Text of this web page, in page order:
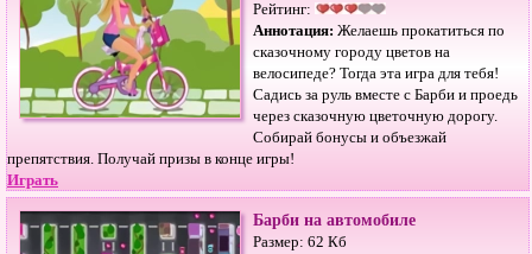
Рейтинг:
Аннотация: Желаешь прокатиться по
сказочному городу цветов на
велосипеде? Тогда эта игра для тебя!
Садись за руль вместе с Барби и проедь
через сказочную цветочную дорогу.
Собирай бонусы и объезжай
препятствия. Получай призы в конце игры!
Играть
Барби на автомобиле
Размер: 62 Кб